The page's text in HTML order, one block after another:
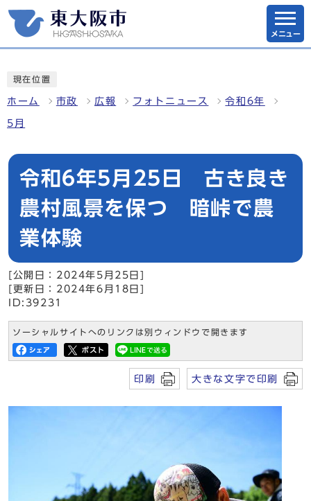
メニュー
現在位置
ホーム 市政 広報 フォトニュース 令和6年
5月
令和6年5月25日 古き良き
農村風景を保つ 暗峠で農
業体験
[公開日：2024年5月25日]
[更新日：2024年6月18日]
ID:39231
ソーシャルサイトへのリンクは別ウィンドウで開きます
印刷 大きな文字で印刷